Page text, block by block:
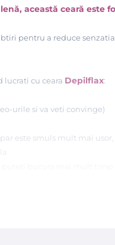
această ceară este
pentru a reduce
lucrati cu ceara Depilflax:
urile si va veti convinge)
este smuls mult mai